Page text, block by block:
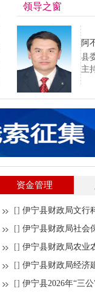
领导之窗
阿
县
主
资金管理
[]
[]
[]
[]
[] 伊宁县2026年“三